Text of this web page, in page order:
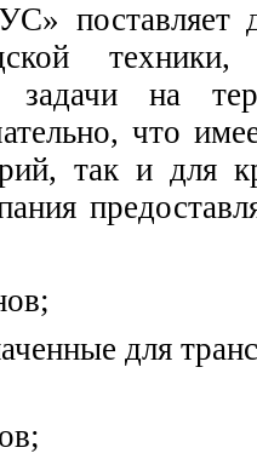
поставляет
задачи на
что
так и для
для